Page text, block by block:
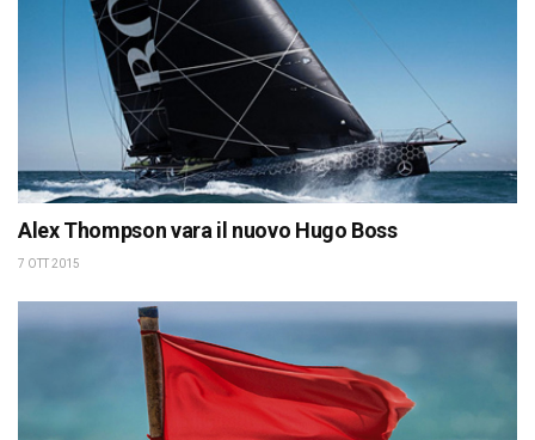
Alex Thompson vara il nuovo Hugo Boss
7 OTT 2015